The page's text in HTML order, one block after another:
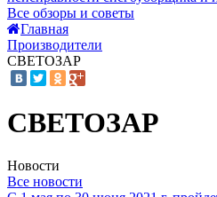
Все обзоры и советы
Главная
Производители
СВЕТОЗАР
СВЕТОЗАР
Новости
Все новости